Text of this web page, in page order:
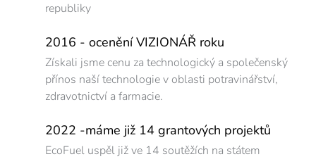
republiky
2016 - ocenění VIZIONÁŘ roku
Získali jsme cenu za technologický a společenský
přínos naší technologie v oblasti potravinářství,
zdravotnictví a farmacie.
2022 -máme již 14 grantových projektů
EcoFuel uspěl již ve 14 soutěžích na státem